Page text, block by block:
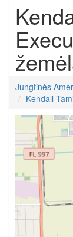
Jungtinės
Kendall-